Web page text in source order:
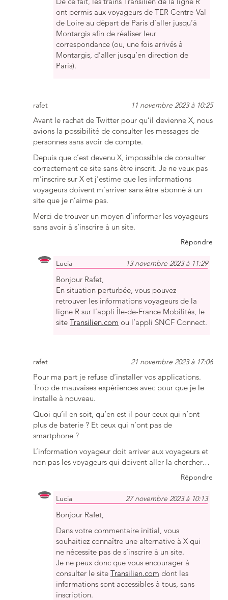
ont permis aux voyageurs de TER Centre-Val
de Loire au départ de Paris d’aller jusqu’à
Montargis afin de réaliser leur
correspondance (ou, une fois arrivés à
Montargis, d’aller jusqu’en direction de
Paris).
rafet 11 novembre 2023 à 10:25
Avant le rachat de Twitter pour qu’il devienne X, nous
avions la possibilité de consulter les messages de
personnes sans avoir de compte.
Depuis que c’est devenu X, impossible de consulter
correctement ce site sans être inscrit. Je ne veux pas
m’inscrire sur X et j’estime que les informations
voyageurs doivent m’arriver sans être abonné à un
site que je n’aime pas.
Merci de trouver un moyen d’informer les voyageurs
sans avoir à s’inscrire à un site.
Répondre
Lucia 13 novembre 2023 à 11:29
Bonjour Rafet,
En situation perturbée, vous pouvez
retrouver les informations voyageurs de la
ligne R sur l’appli Île-de-France Mobilités, le
site Transilien.com ou l’appli SNCF Connect.
rafet 21 novembre 2023 à 17:06
Pour ma part je refuse d’installer vos applications.
Trop de mauvaises expériences avec pour que je le
installe à nouveau.
Quoi qu’il en soit, qu’en est il pour ceux qui n’ont
plus de baterie ? Et ceux qui n’ont pas de
smartphone ?
L’information voyageur doit arriver aux voyageurs et
non pas les voyageurs qui doivent aller la chercher…
Répondre
Lucia 27 novembre 2023 à 10:13
Bonjour Rafet,
Dans votre commentaire initial, vous
souhaitiez connaître une alternative à X qui
ne nécessite pas de s’inscrire à un site.
Je ne peux donc que vous encourager à
consulter le site Transilien.com dont les
informations sont accessibles à tous, sans
inscription.